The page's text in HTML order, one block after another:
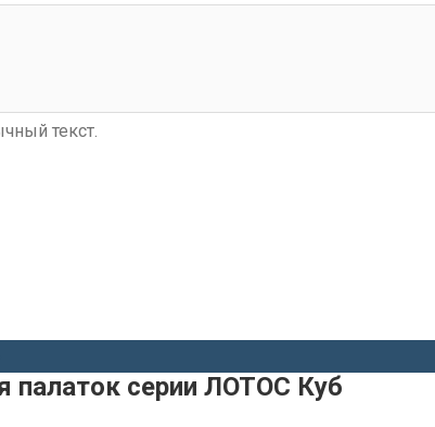
текст.
палаток серии ЛОТОС Куб